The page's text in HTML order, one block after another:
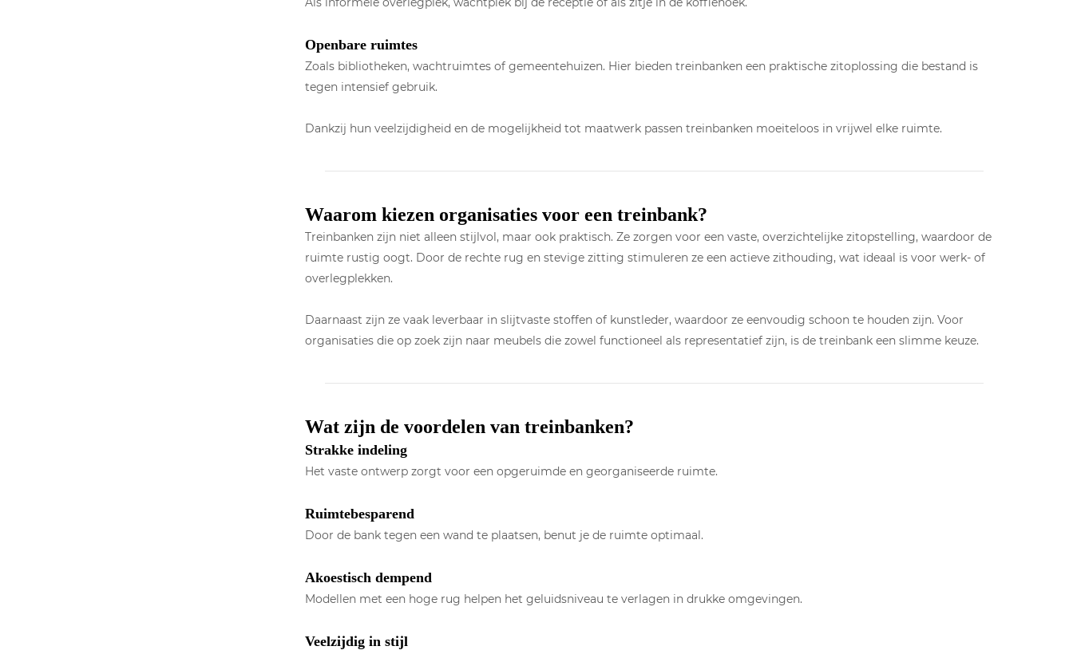
Openbare ruimtes
Zoals bibliotheken, wachtruimtes of gemeentehuizen. Hier bieden treinbanken een praktische zitoplossing die bestand is
tegen intensief gebruik.
Dankzij hun veelzijdigheid en de mogelijkheid tot maatwerk passen treinbanken moeiteloos in vrijwel elke ruimte.
Waarom kiezen organisaties voor een treinbank?
Treinbanken zijn niet alleen stijlvol, maar ook praktisch. Ze zorgen voor een vaste, overzichtelijke zitopstelling, waardoor de
ruimte rustig oogt. Door de rechte rug en stevige zitting stimuleren ze een actieve zithouding, wat ideaal is voor werk- of
overlegplekken.
Daarnaast zijn ze vaak leverbaar in slijtvaste stoffen of kunstleder, waardoor ze eenvoudig schoon te houden zijn. Voor
organisaties die op zoek zijn naar meubels die zowel functioneel als representatief zijn, is de treinbank een slimme keuze.
Wat zijn de voordelen van treinbanken?
Strakke indeling
Het vaste ontwerp zorgt voor een opgeruimde en georganiseerde ruimte.
Ruimtebesparend
Door de bank tegen een wand te plaatsen, benut je de ruimte optimaal.
Akoestisch dempend
Modellen met een hoge rug helpen het geluidsniveau te verlagen in drukke omgevingen.
Veelzijdig in stijl